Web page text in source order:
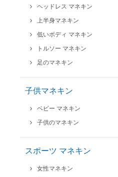
ヘッドレス マネキン
上半身マネキン
低いボディ マネキン
トルソー マネキン
足のマネキン
子供マネキン
ベビー マネキン
子供のマネキン
スポーツ マネキン
女性マネキン